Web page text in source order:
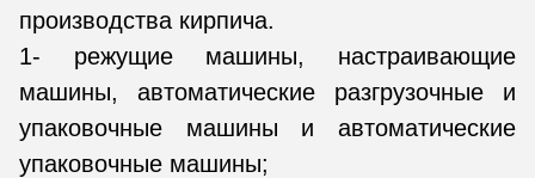
производства кирпича.
1- режущие машины, настраивающие
машины, автоматические разгрузочные и
упаковочные машины и автоматические
упаковочные машины;